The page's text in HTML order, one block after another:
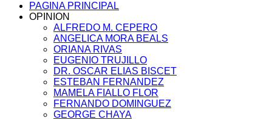
PAGINA PRINCIPAL
OPINION
ALFREDO M. CEPERO
ANGELICA MORA BEALS
ORIANA RIVAS
EUGENIO TRUJILLO
DR. OSCAR ELIAS BISCET
ESTEBAN FERNANDEZ
MAMELA FIALLO FLOR
FERNANDO DOMINGUEZ
GEORGE CHAYA